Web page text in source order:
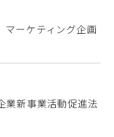
マーケティング企画
業新事業活動促進法